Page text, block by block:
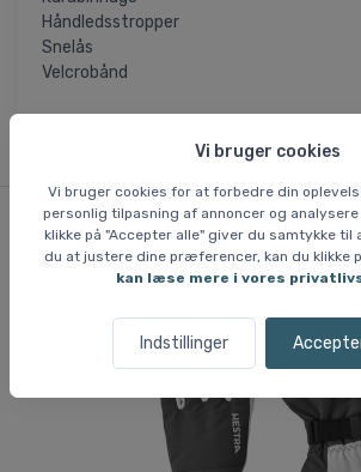
Vi bruger cookies
Vi bruger cookies for at forbedre din
personlig tilpasning af annoncer og
klikke på "Accepter alle" giver du samtykke til
du at justere dine præferencer, kan du klikke
kan læse mere i vores
Indstillinger
Håndledsstropper
Snelås
Velcrobånd
Lignende